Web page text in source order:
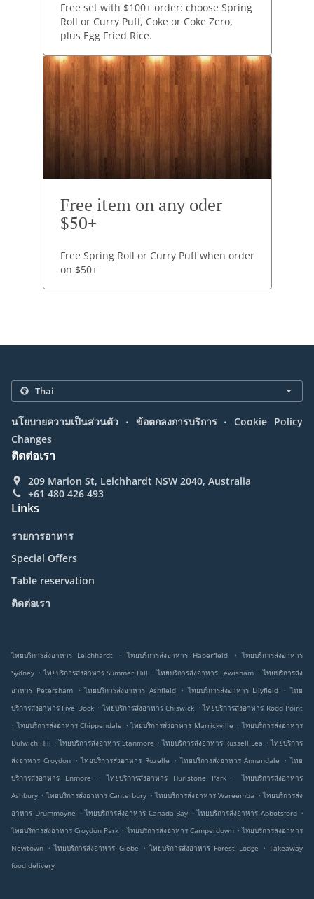
Free set with $100+ order: choose Spring
Roll or Curry Puff, Coke or Coke Zero,
plus Egg Fried Rice.
Free item on any oder
$50+
Free Spring Roll or Curry Puff when order
on $50+
นโยบายความเป็นส่วนตัว . ข้อตกลงการบริการ . Cookie Policy
Changes
ติดต่อเรา
209 Marion St, Leichhardt NSW 2040, Australia
+61 480 426 493
Links
รายการอาหาร
Special Offers
Table reservation
ติดต่อเรา
ไทยบริการส่งอาหาร Leichhardt . ไทยบริการส่งอาหาร Haberfield . ไทยบริการส่งอาหาร
Sydney . ไทยบริการส่งอาหาร Summer Hill . ไทยบริการส่งอาหาร Lewisham . ไทยบริการส่ง
อาหาร Petersham
. ไทยบริการส่งอาหาร Ashfield . ไทยบริการส่งอาหาร Lilyfield . ไทย
บริการส่งอาหาร Five Dock . ไทยบริการส่งอาหาร Chiswick . ไทยบริการส่งอาหาร Rodd Point
. ไทยบริการส่งอาหาร Chippendale . ไทยบริการส่งอาหาร Marrickville . ไทยบริการส่งอาหาร
Dulwich Hill . ไทยบริการส่งอาหาร Stanmore . ไทยบริการส่งอาหาร Russell Lea . ไทยบริการ
ส่งอาหาร Croydon . ไทยบริการส่งอาหาร Rozelle . ไทยบริการส่งอาหาร Annandale . ไทย
บริการส่งอาหาร Enmore
. ไทยบริการส่งอาหาร Hurlstone Park .
ไทยบริการส่งอาหาร
Ashbury . ไทยบริการส่งอาหาร Canterbury . ไทยบริการส่งอาหาร Wareemba . ไทยบริการส่ง
อาหาร Drummoyne . ไทยบริการส่งอาหาร Canada Bay . ไทยบริการส่งอาหาร Abbotsford .
ไทยบริการส่งอาหาร Croydon Park . ไทยบริการส่งอาหาร Camperdown . ไทยบริการส่งอาหาร
Newtown . ไทยบริการส่งอาหาร Glebe . ไทยบริการส่งอาหาร Forest Lodge . Takeaway
food delivery